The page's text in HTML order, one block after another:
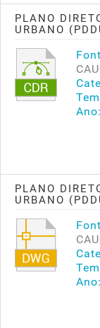
PLANO
URBANO
Ano:
PLANO
URBANO
Ano: